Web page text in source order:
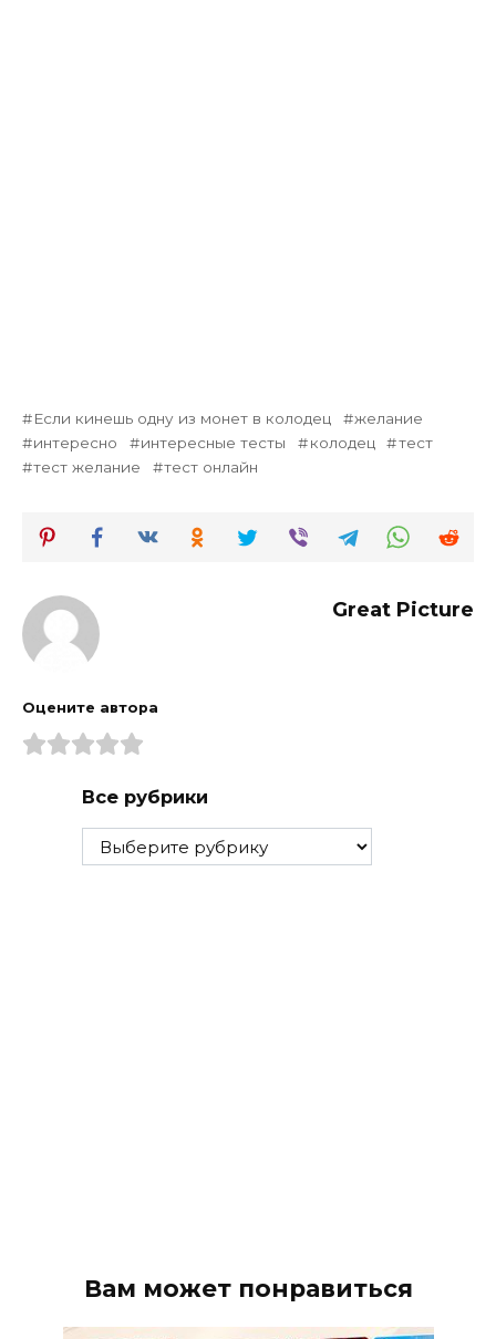
Если кинешь одну из монет в колодец
желание
интересно
интересные тесты колодец
тест
тест желание
тест онлайн
Great Picture
Оцените автора
Все рубрики
Все
рубрики
Вам может понравиться